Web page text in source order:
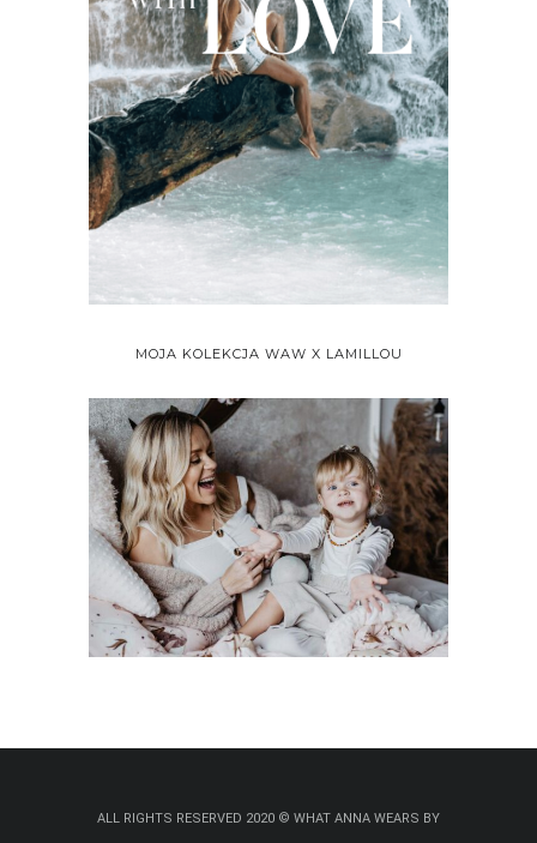
MOJA KOLEKCJA WAW X LAMILLOU
ALL RIGHTS RESERVED 2020 © WHAT ANNA WEARS BY